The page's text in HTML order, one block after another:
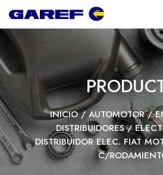
INICIO/AUTOMOTOR/
DISTRIBUIDORES/
DISTRIBUIDOR ELEC. FIAT
C/